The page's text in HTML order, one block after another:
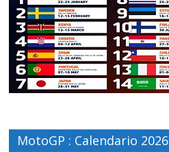
MotoGP : Calendario 2026